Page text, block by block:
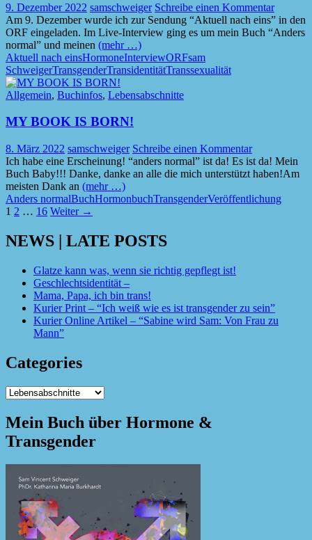
9. Dezember 2022 samschweiger Schreibe einen Kommentar
Am 9. Dezember wurde ich zur Sendung “Aktuell nach eins” in den
ORF eingeladen. Im Live-Interview ging es um mein Buch “Anders
normal” und meinen (mehr …)
Aktuell nach einsHormoneInterviewORFsam
SchweigerTransgenderTransidentitätTranssexualität
Allgemein, Buchinfos, Lebensabschnitte
MY BOOK IS BORN!
8. März 2022 samschweiger Schreibe einen Kommentar
Ich habe eine Erscheinung! “anders normal” ist da! Es ist da! Mein
Buch Baby!!! Danke, danke an alle die mich unterstützt haben!Am
meisten Dank an (mehr …)
Anders normalBuchHormonbuchTransgenderVeröffentlichung
Beitragsnavigation
1 2 … 16 Weiter →
NEWS | LATE POSTS
Glatze kann was, wenn sie richtig gepflegt ist!
Geschlechtsidentität –
Mama, Papa, ich bin trans!
Kurier Print – “Ich weiß wie es ist transgender zu sein”
Kurier Online Artikel – “Sabine wird Sam: Von Frau zu
Mann”
Categories
Categories
Mein Buch über Hormone &
Transgender